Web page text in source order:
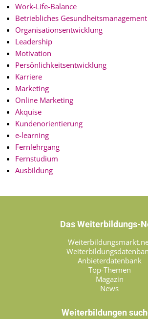
Work-Life-Balance
Betriebliches Gesundheitsmanagement
Organisationsentwicklung
Leadership
Motivation
Persönlichkeitsentwicklung
Karriere
Marketing
Online Marketing
Akquise
Kundenorientierung
e-learning
Fernlehrgang
Fernstudium
Ausbildung
Das Weiterbildungs-
Anbieterdatenbank
Top-Themen
Magazin
News
Weiterbildungen